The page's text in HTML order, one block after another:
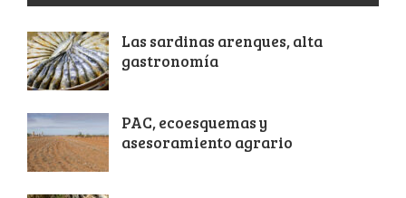
Las sardinas arenques, alta
gastronomía
PAC, ecoesquemas y
asesoramiento agrario